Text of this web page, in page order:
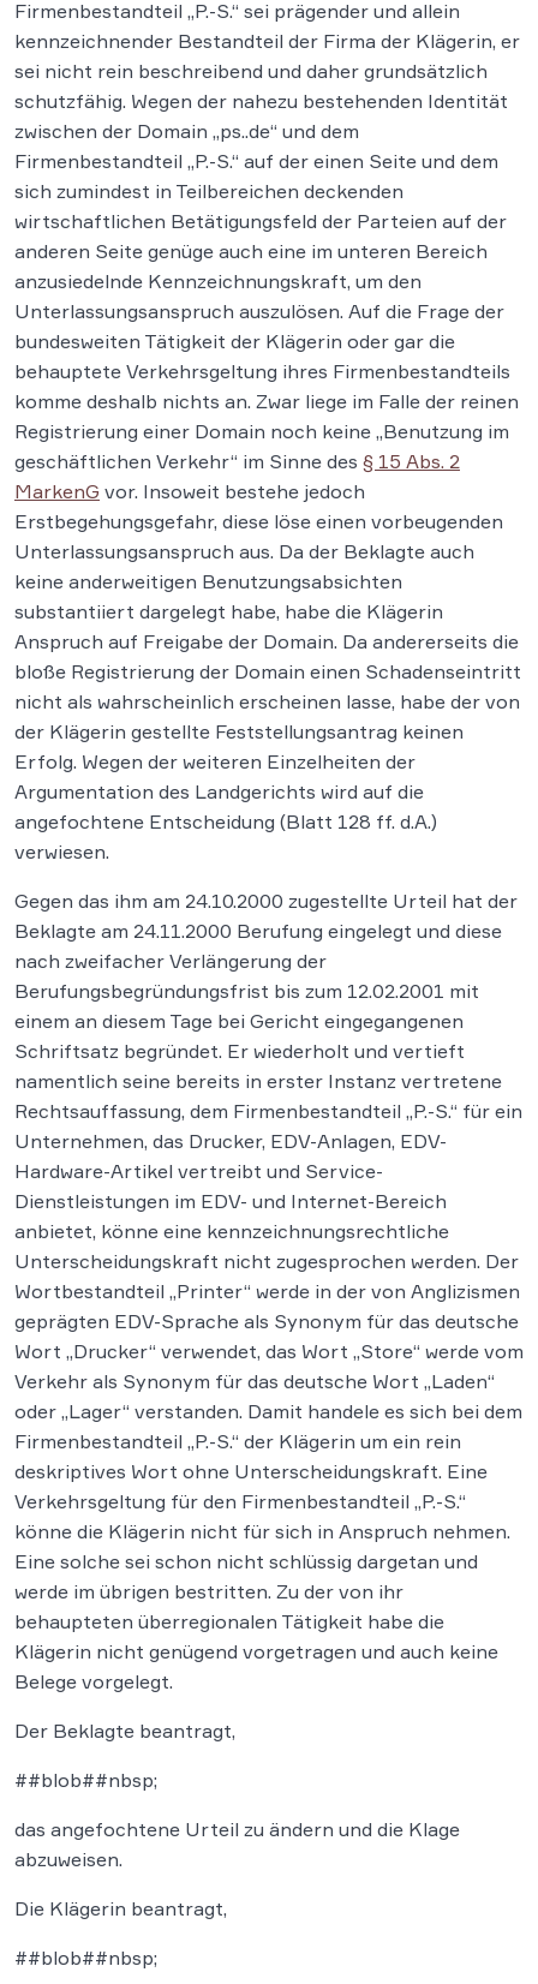
Firmenbestandteil „P.-S.“ sei prägender und allein
kennzeichnender Bestandteil der Firma der Klägerin, er
sei nicht rein beschreibend und daher grundsätzlich
schutzfähig. Wegen der nahezu bestehenden Identität
zwischen der Domain „ps..de“ und dem
Firmenbestandteil „P.-S.“ auf der einen Seite und dem
sich zumindest in Teilbereichen deckenden
wirtschaftlichen Betätigungsfeld der Parteien auf der
anderen Seite genüge auch eine im unteren Bereich
anzusiedelnde Kennzeichnungskraft, um den
Unterlassungsanspruch auszulösen. Auf die Frage der
bundesweiten Tätigkeit der Klägerin oder gar die
behauptete Verkehrsgeltung ihres Firmenbestandteils
komme deshalb nichts an. Zwar liege im Falle der reinen
Registrierung einer Domain noch keine „Benutzung im
geschäftlichen Verkehr“ im Sinne des § 15 Abs. 2
MarkenG vor. Insoweit bestehe jedoch
Erstbegehungsgefahr, diese löse einen vorbeugenden
Unterlassungsanspruch aus. Da der Beklagte auch
keine anderweitigen Benutzungsabsichten
substantiiert dargelegt habe, habe die Klägerin
Anspruch auf Freigabe der Domain. Da andererseits die
bloße Registrierung der Domain einen Schadenseintritt
nicht als wahrscheinlich erscheinen lasse, habe der von
der Klägerin gestellte Feststellungsantrag keinen
Erfolg. Wegen der weiteren Einzelheiten der
Argumentation des Landgerichts wird auf die
angefochtene Entscheidung (Blatt 128 ff. d.A.)
verwiesen.
Gegen das ihm am 24.10.2000 zugestellte Urteil hat der
Beklagte am 24.11.2000 Berufung eingelegt und diese
nach zweifacher Verlängerung der
Berufungsbegründungsfrist bis zum 12.02.2001 mit
einem an diesem Tage bei Gericht eingegangenen
Schriftsatz begründet. Er wiederholt und vertieft
namentlich seine bereits in erster Instanz vertretene
Rechtsauffassung, dem Firmenbestandteil „P.-S.“ für ein
Unternehmen, das Drucker, EDV-Anlagen, EDV-
Hardware-Artikel vertreibt und Service-
Dienstleistungen im EDV- und Internet-Bereich
anbietet, könne eine kennzeichnungsrechtliche
Unterscheidungskraft nicht zugesprochen werden. Der
Wortbestandteil „Printer“ werde in der von Anglizismen
geprägten EDV-Sprache als Synonym für das deutsche
Wort „Drucker“ verwendet, das Wort „Store“ werde vom
Verkehr als Synonym für das deutsche Wort „Laden“
oder „Lager“ verstanden. Damit handele es sich bei dem
Firmenbestandteil „P.-S.“ der Klägerin um ein rein
deskriptives Wort ohne Unterscheidungskraft. Eine
Verkehrsgeltung für den Firmenbestandteil „P.-S.“
könne die Klägerin nicht für sich in Anspruch nehmen.
Eine solche sei schon nicht schlüssig dargetan und
werde im übrigen bestritten. Zu der von ihr
behaupteten überregionalen Tätigkeit habe die
Klägerin nicht genügend vorgetragen und auch keine
Belege vorgelegt.
Der Beklagte beantragt,
##blob##nbsp;
das angefochtene Urteil zu ändern und die Klage
abzuweisen.
Die Klägerin beantragt,
##blob##nbsp;